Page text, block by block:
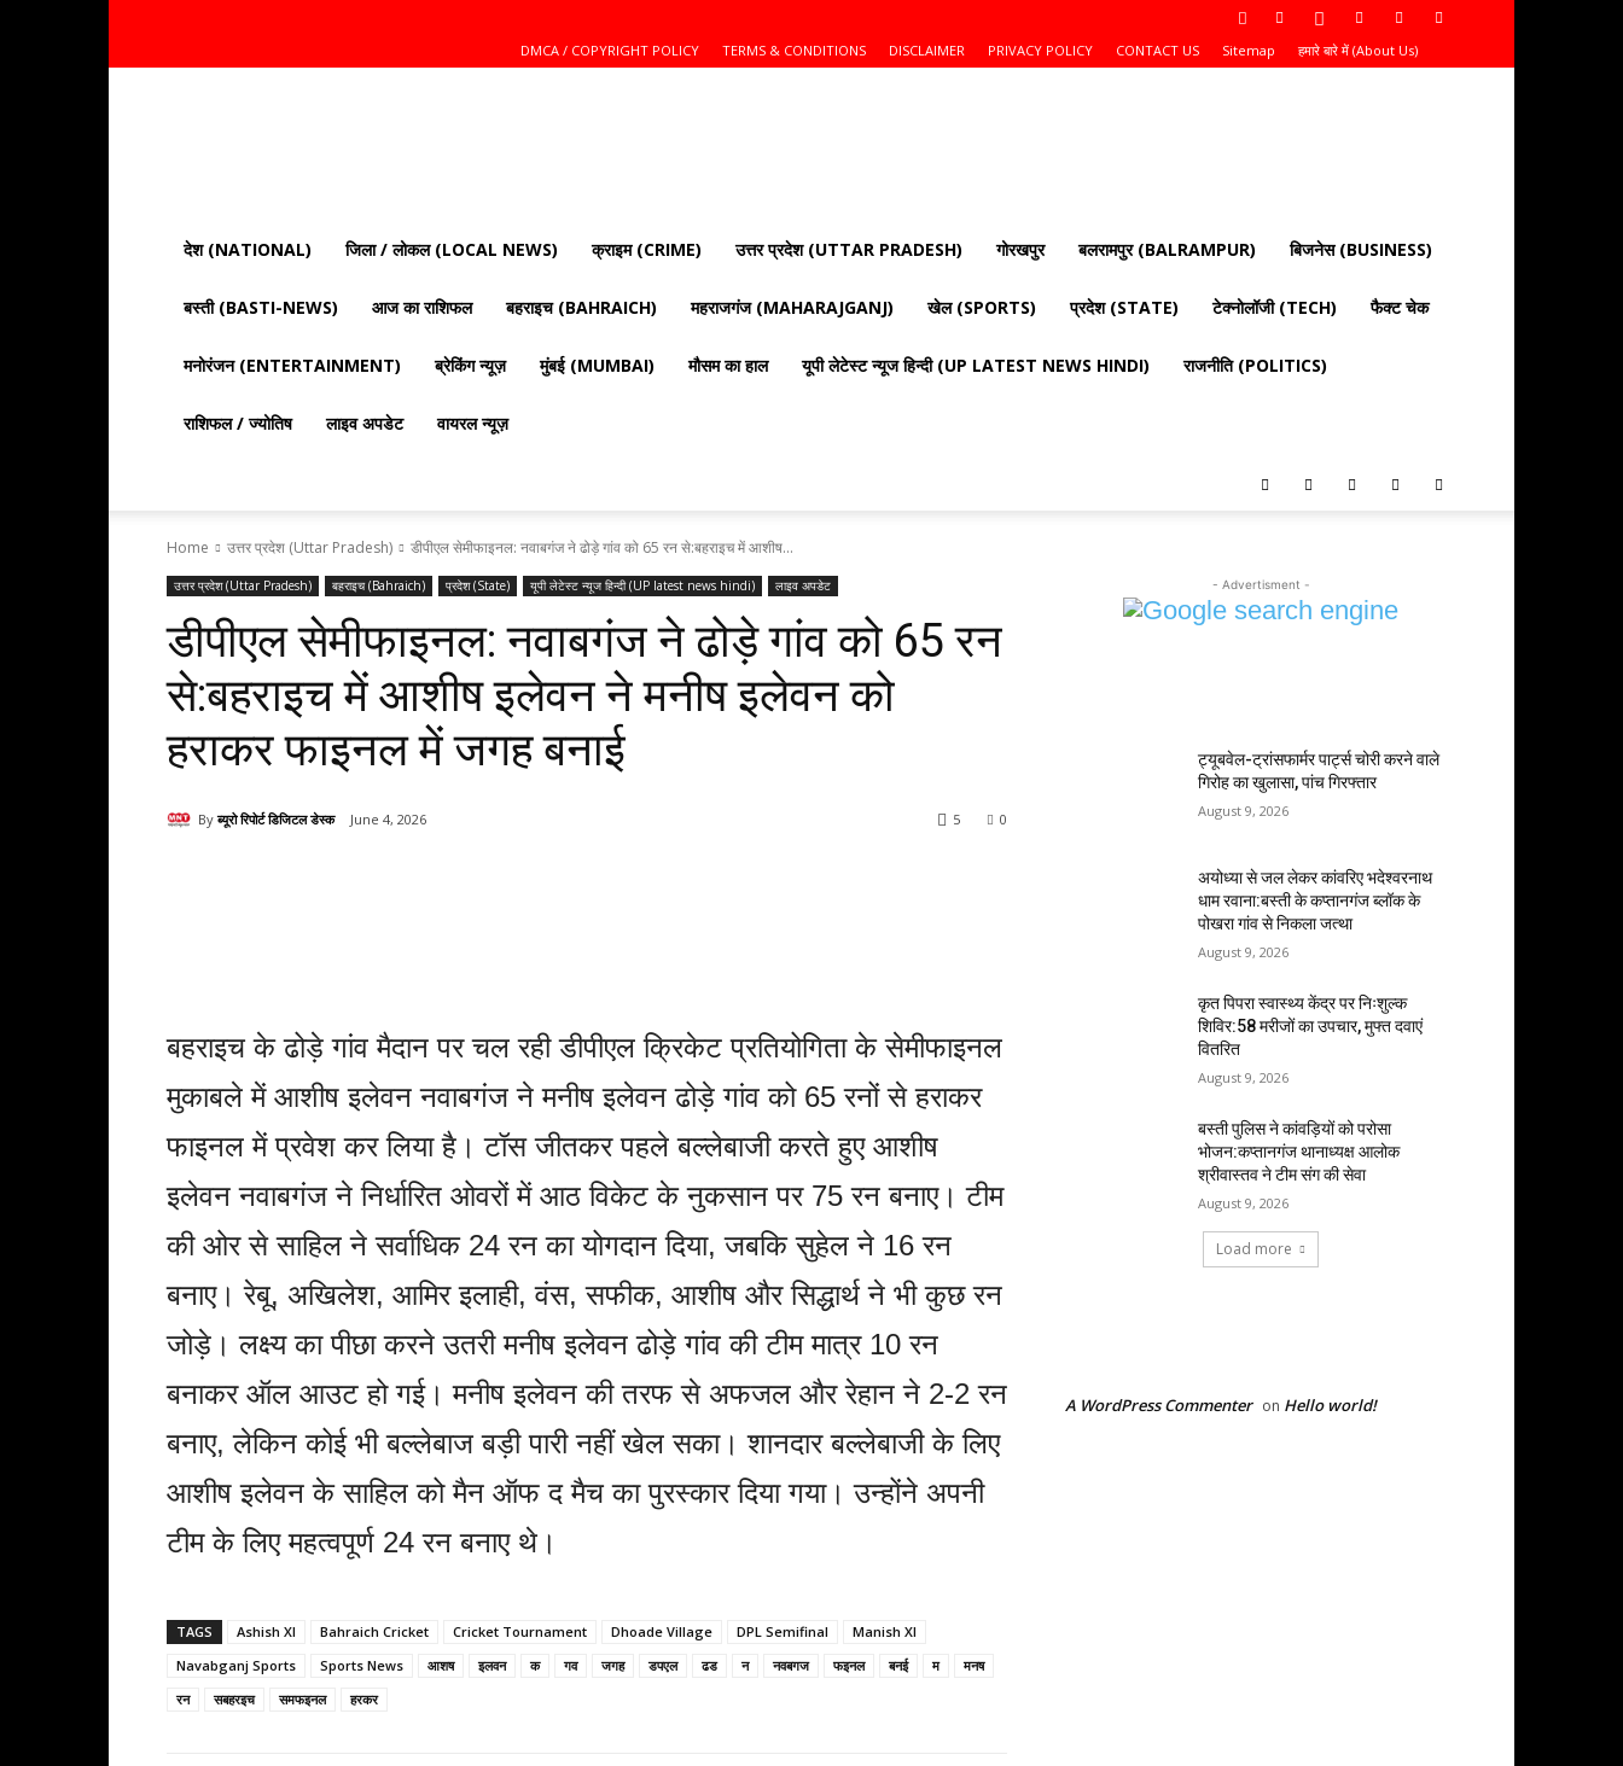
DMCA / COPYRIGHT POLICY TERMS & CONDITIONS DISCLAIMER PRIVACY POLICY CONTACT US Sitemap हमारे बारे में (About Us)
की
ताज़ा
राजनीति,
और
दुनिया
की
देश (NATIONAL) जिला / लोकल (LOCAL NEWS) क्राइम (CRIME) उत्तर प्रदेश (UTTAR PRADESH) गोरखपुर बलरामपुर (BALRAMPUR) बिजनेस (BUSINESS)
बस्ती (BASTI-NEWS) आज का राशिफल बहराइच (BAHRAICH) महराजगंज (MAHARAJGANJ) खेल (SPORTS) प्रदेश (STATE) टेक्नोलॉजी (TECH) फैक्ट चेक
मनोरंजन (ENTERTAINMENT) ब्रेकिंग न्यूज़ मुंबई (MUMBAI) मौसम का हाल यूपी लेटेस्ट न्यूज हिन्दी (UP LATEST NEWS HINDI) राजनीति (POLITICS)
राशिफल / ज्योतिष लाइव अपडेट वायरल न्यूज़
Home उत्तर प्रदेश (Uttar Pradesh) डीपीएल सेमीफाइनल: नवाबगंज ने ढोड़े गांव को 65 रन से:बहराइच में आशीष...
उत्तर प्रदेश (Uttar Pradesh) बहराइच (Bahraich) प्रदेश (State) यूपी लेटेस्ट न्यूज हिन्दी (UP latest news hindi) लाइव अपडेट
डीपीएल सेमीफाइनल: नवाबगंज ने ढोड़े गांव को 65 रन
से:बहराइच में आशीष इलेवन ने मनीष इलेवन को
हराकर फाइनल में जगह बनाई
By ब्यूरो रिपोर्ट डिजिटल डेस्क June 4, 2026 0
5
बहराइच के ढोड़े गांव मैदान पर चल रही डीपीएल क्रिकेट प्रतियोगिता के सेमीफाइनल
मुकाबले में आशीष इलेवन नवाबगंज ने मनीष इलेवन ढोड़े गांव को 65 रनों से हराकर
फाइनल में प्रवेश कर लिया है। टॉस जीतकर पहले बल्लेबाजी करते हुए आशीष
इलेवन नवाबगंज ने निर्धारित ओवरों में आठ विकेट के नुकसान पर 75 रन बनाए। टीम
की ओर से साहिल ने सर्वाधिक 24 रन का योगदान दिया, जबकि सुहेल ने 16 रन
बनाए। रेबू, अखिलेश, आमिर इलाही, वंस, सफीक, आशीष और सिद्धार्थ ने भी कुछ रन
जोड़े। लक्ष्य का पीछा करने उतरी मनीष इलेवन ढोड़े गांव की टीम मात्र 10 रन
बनाकर ऑल आउट हो गई। मनीष इलेवन की तरफ से अफजल और रेहान ने 2-2 रन
बनाए, लेकिन कोई भी बल्लेबाज बड़ी पारी नहीं खेल सका। शानदार बल्लेबाजी के लिए
आशीष इलेवन के साहिल को मैन ऑफ द मैच का पुरस्कार दिया गया। उन्होंने अपनी
टीम के लिए महत्वपूर्ण 24 रन बनाए थे।
TAGS Ashish XI Bahraich Cricket Cricket Tournament Dhoade Village DPL Semifinal
Manish XI
Navabganj Sports
Sports News आशष इलवन क गव जगह डपएल ढड न नवबगज फइनल बनई म
मनष
रन
सबहरइच समफइनल हरकर
- Advertisment -
ट्यूबवेल-ट्रांसफार्मर पार्ट्स चोरी करने वाले
गिरोह का खुलासा, पांच गिरफ्तार
August 9, 2026
अयोध्या से जल लेकर कांवरिए भदेश्वरनाथ
धाम रवाना:बस्ती के कप्तानगंज ब्लॉक के
पोखरा गांव से निकला जत्था
August 9, 2026
कृत पिपरा स्वास्थ्य केंद्र पर निःशुल्क
शिविर:58 मरीजों का उपचार, मुफ्त दवाएं
वितरित
August 9, 2026
बस्ती पुलिस ने कांवड़ियों को परोसा
भोजन:कप्तानगंज थानाध्यक्ष आलोक
श्रीवास्तव ने टीम संग की सेवा
August 9, 2026
Load more
A WordPress Commenter on Hello world!